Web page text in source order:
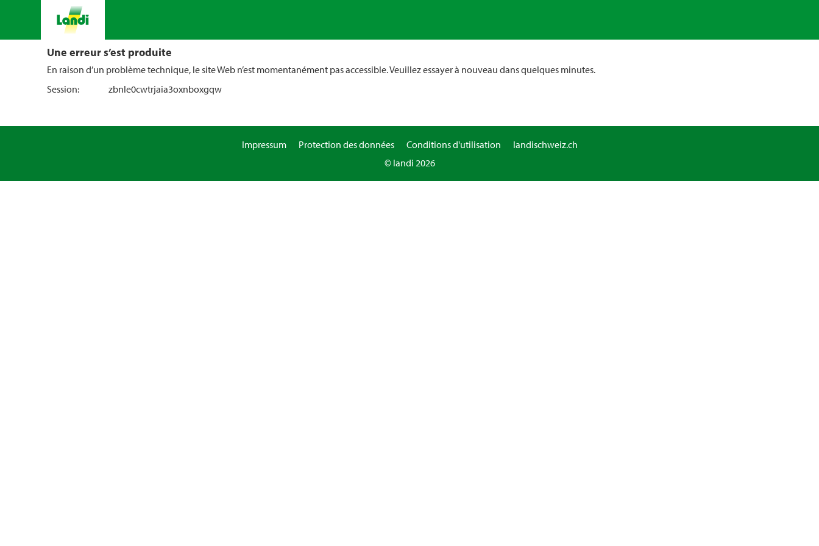
Une erreur s’est produite
En raison d’un problème technique, le site Web n’est momentanément pas accessible. Veuillez essayer à nouveau dans quelques minutes.
Session:
zbnle0cwtrjaia3oxnboxgqw
Impressum Protection des données Conditions d'utilisation
landischweiz.ch
© landi 2026